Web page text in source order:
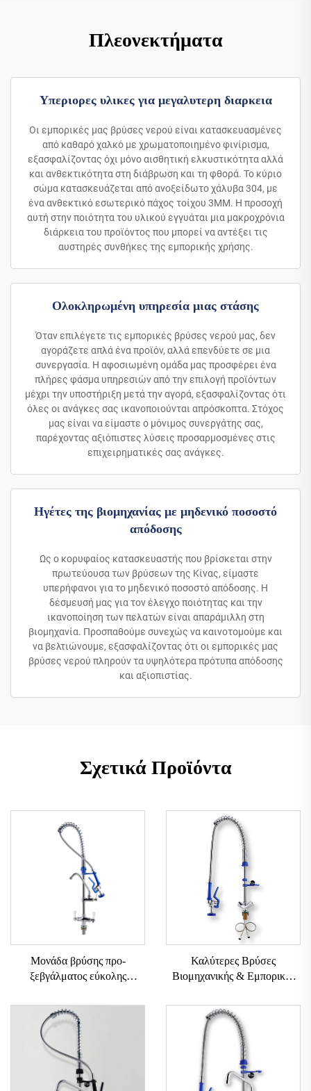
Πλεονεκτήματα
Υπεριορες υλικες για μεγαλυτερη διαρκεια
Οι εμπορικές μας βρύσες νερού είναι κατασκευασμένες
από καθαρό χαλκό με χρωματοποιημένο φινίρισμα,
εξασφαλίζοντας όχι μόνο αισθητική ελκυστικότητα αλλά
και ανθεκτικότητα στη διάβρωση και τη φθορά. Το κύριο
σώμα κατασκευάζεται από ανοξείδωτο χάλυβα 304, με
ένα ανθεκτικό εσωτερικό πάχος τοίχου 3MM. Η προσοχή
αυτή στην ποιότητα του υλικού εγγυάται μια μακροχρόνια
διάρκεια του προϊόντος που μπορεί να αντέξει τις
αυστηρές συνθήκες της εμπορικής χρήσης.
Ολοκληρωμένη υπηρεσία μιας στάσης
Όταν επιλέγετε τις εμπορικές βρύσες νερού μας, δεν
αγοράζετε απλά ένα προϊόν, αλλά επενδύετε σε μια
συνεργασία. Η αφοσιωμένη ομάδα μας προσφέρει ένα
πλήρες φάσμα υπηρεσιών από την επιλογή προϊόντων
μέχρι την υποστήριξη μετά την αγορά, εξασφαλίζοντας ότι
όλες οι ανάγκες σας ικανοποιούνται απρόσκοπτα. Στόχος
μας είναι να είμαστε ο μόνιμος συνεργάτης σας,
παρέχοντας αξιόπιστες λύσεις προσαρμοσμένες στις
επιχειρηματικές σας ανάγκες.
Ηγέτες της βιομηχανίας με μηδενικό ποσοστό
απόδοσης
Ως ο κορυφαίος κατασκευαστής που βρίσκεται στην
πρωτεύουσα των βρύσεων της Κίνας, είμαστε
υπερήφανοι για το μηδενικό ποσοστό απόδοσης. Η
δέσμευσή μας για τον έλεγχο ποιότητας και την
ικανοποίηση των πελατών είναι απαράμιλλη στη
βιομηχανία. Προσπαθούμε συνεχώς να καινοτομούμε και
να βελτιώνουμε, εξασφαλίζοντας ότι οι εμπορικές μας
βρύσες νερού πληρούν τα υψηλότερα πρότυπα απόδοσης
και αξιοπιστίας.
Σχετικά Προϊόντα
Μονάδα βρύσης προ-
ξεβγάλματος εύκολης
38" τύπου εγκατάστασης στην
επιφάνεια του νεροχύτη, 12"
επαγγελματική βρύση για
προ-ξέβγαλμα με αγκώνα για
κουζίνα
Καλύτερες Βρύσες
Βιομηχανικής & Εμπορικής
SUS304+Ορείχαλκος,
Κλασικής Σχεδίασης Βρύση
Κουζίνας με Εξάρτημα
Ψεκασμού, Ανοξείδωτη για
Κουζίνα